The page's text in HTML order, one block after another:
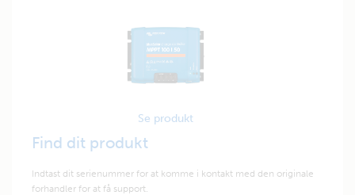
Se produkt
Find dit produkt
Indtast dit serienummer for at komme i kontakt med den originale
forhandler for at få support.